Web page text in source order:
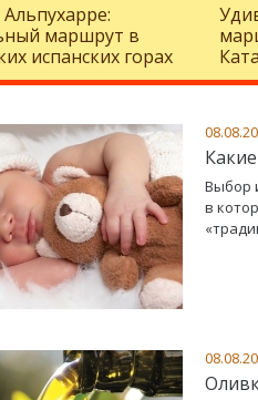
маршрут в
испанских горах
Выбор
в